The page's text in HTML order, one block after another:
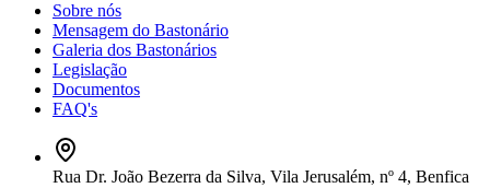
Sobre nós
Mensagem do Bastonário
Galeria dos Bastonários
Legislação
Documentos
FAQ's
Rua Dr. João Bezerra da Silva, Vila Jerusalém, nº 4, Benfica